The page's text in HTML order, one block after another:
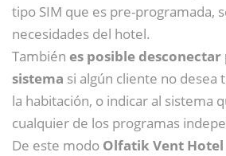
tipo SIM que es pre-programada,
necesidades del hotel.
También es posible
sistema si algún cliente no desea
la habitación, o indicar al sistema
cualquier de los programas
De este modo Olfatik Vent Hotel